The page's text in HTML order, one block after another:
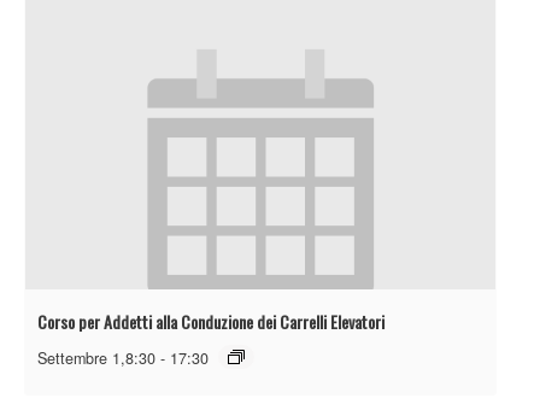
Corso per Addetti alla Conduzione dei Carrelli Elevatori
Settembre 1,8:30 - 17:30